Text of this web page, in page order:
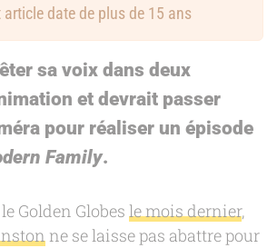
article date de plus de 15 ans
sa voix dans deux
et devrait passer
pour réaliser un épisode
Family.
Golden Globes le mois dernier,
ne se laisse pas abattre pour